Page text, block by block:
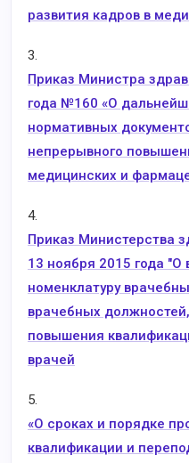
развития кадров в
3.
Приказ Министра
года №160 «О
нормативных
непрерывного
медицинских и
4.
Приказ Министерства
13 ноября 2015 года
номенклатуру
врачебных
повышения
врачей
5.
«О сроках и порядке
квалификации и